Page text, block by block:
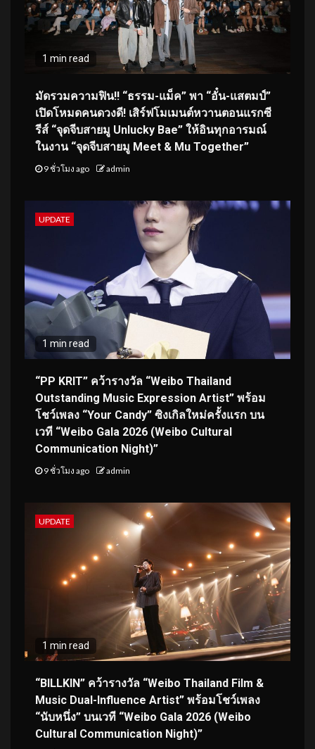
1 min read
มัดรวมความฟิน!! “ธรรม-แม็ค” พา “อั๋น-แสตมป์”
เปิดโหมดคนดวงดี! เสิร์ฟโมเมนต์หวานตอนแรกซี
รีส์ “จุดจีบสายมู Unlucky Bae” ให้อินทุกอารมณ์
ในงาน “จุดจีบสายมู Meet & Mu Together”
9 ชั่วโมง ago admin
UPDATE
1 min read
“PP KRIT” คว้ารางวัล “Weibo Thailand
Outstanding Music Expression Artist” พร้อม
โชว์เพลง “Your Candy” ซิงเกิลใหม่ครั้งแรก บน
เวที “Weibo Gala 2026 (Weibo Cultural
Communication Night)”
9 ชั่วโมง ago admin
UPDATE
1 min read
“BILLKIN” คว้ารางวัล “Weibo Thailand Film &
Music Dual-Influence Artist” พร้อมโชว์เพลง
“นับหนึ่ง” บนเวที “Weibo Gala 2026 (Weibo
Cultural Communication Night)”